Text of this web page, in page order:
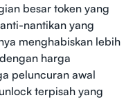
besar token yang
nantikan yang
menghabiskan lebih
harga
peluncuran awal
terpisah yang